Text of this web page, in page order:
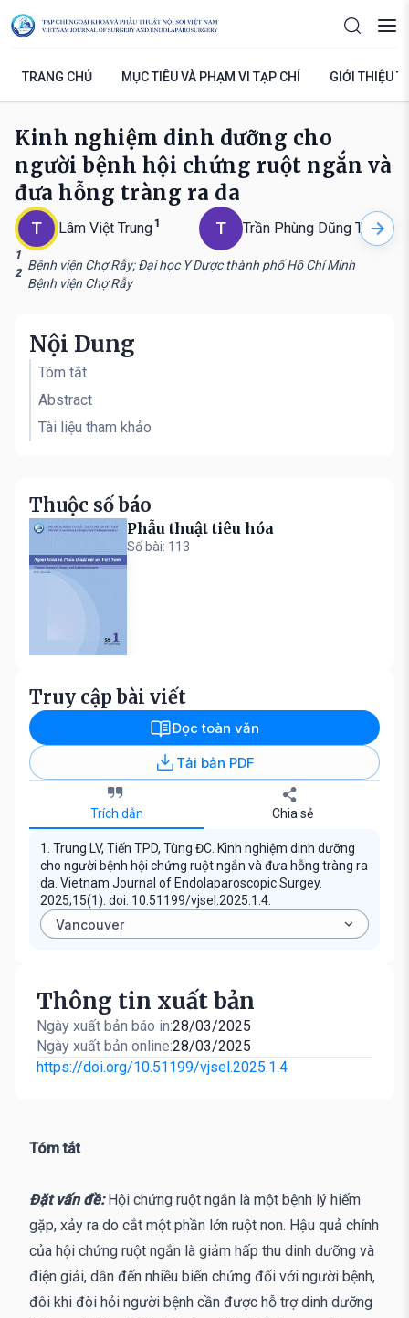
TRANG CHỦ MỤC TIÊU VÀ PHẠM VI TẠP CHÍ GIỚI THIỆU
Kinh nghiệm dinh dưỡng cho
người bệnh hội chứng ruột ngắn và
đưa hỗng tràng ra da
T Lâm Việt Trung1 T Trần Phùng Dũng Tiến 2
1
Bệnh viện Chợ Rẫy; Đại học Y Dược thành phố Hồ Chí Minh
2
Bệnh viện Chợ Rẫy
Thuộc số báo
Phẫu thuật tiêu hóa
Số bài: 113
Nội Dung
Tóm tắt
Abstract
Tài liệu tham khảo
Truy cập bài viết
Đọc toàn văn
Tải bản PDF
Trích dẫn Chia sẻ
1. Trung LV, Tiến TPD, Tùng ĐC. Kinh nghiệm dinh dưỡng
cho người bệnh hội chứng ruột ngắn và đưa hỗng tràng ra
da. Vietnam Journal of Endolaparoscopic Surgey.
2025;15(1). doi: 10.51199/vjsel.2025.1.4.
Thông tin xuất bản
Ngày xuất bản báo in:28/03/2025
Ngày xuất bản online:28/03/2025
https://doi.org/10.51199/vjsel.2025.1.4
Tóm tắt
Đặt vấn đề: Hội chứng ruột ngắn là một bệnh lý hiếm
gặp, xảy ra do cắt một phần lớn ruột non. Hậu quả chính
của hội chứng ruột ngắn là giảm hấp thu dinh dưỡng và
điện giải, dẫn đến nhiều biến chứng đối với người bệnh,
đôi khi đòi hỏi người bệnh cần được hỗ trợ dinh dưỡng